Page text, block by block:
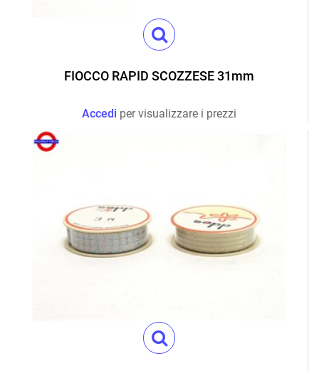
FIOCCO RAPID SCOZZESE 31mm
Accedi per visualizzare i prezzi